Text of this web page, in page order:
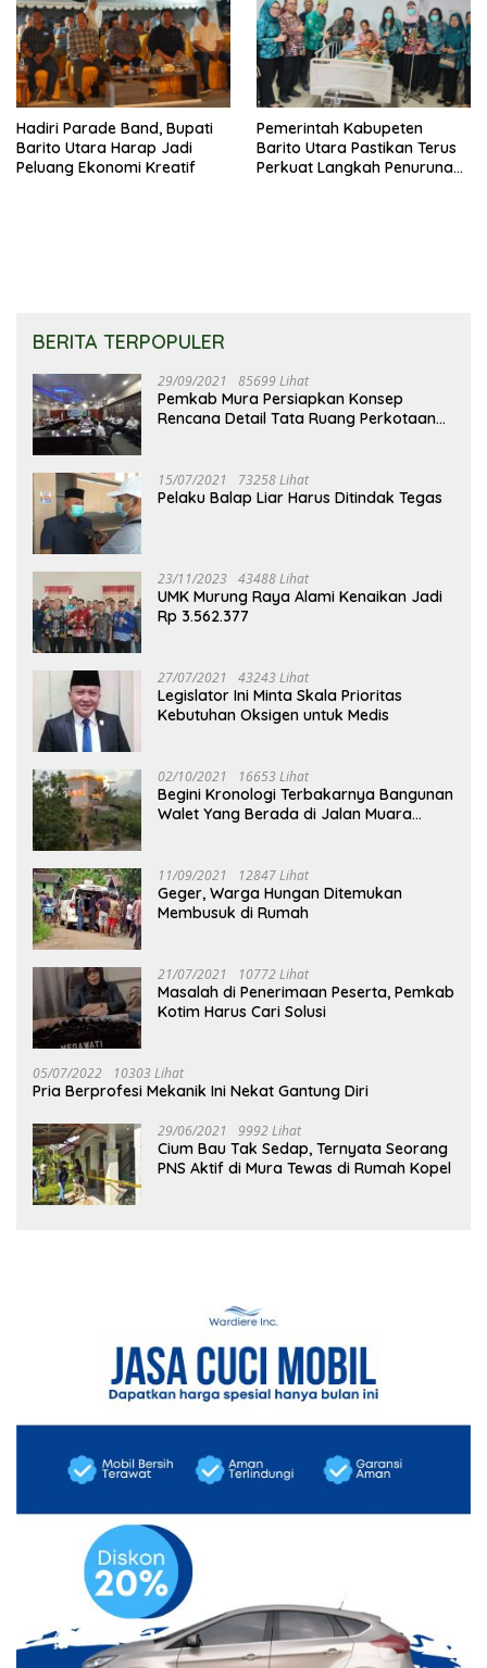
Hadiri Parade Band, Bupati
Barito Utara Harap Jadi
Peluang Ekonomi Kreatif
Pemerintah Kabupeten
Barito Utara Pastikan Terus
Perkuat Langkah Penurunan
BERITA TERPOPULER
29/09/2021 85699 Lihat
Pemkab Mura Persiapkan Konsep
Rencana Detail Tata Ruang Perkotaan
15/07/2021 73258 Lihat
Pelaku Balap Liar Harus Ditindak Tegas
23/11/2023 43488 Lihat
UMK Murung Raya Alami Kenaikan Jadi
Rp 3.562.377
27/07/2021 43243 Lihat
Legislator Ini Minta Skala Prioritas
Kebutuhan Oksigen untuk Medis
02/10/2021 16653 Lihat
Begini Kronologi Terbakarnya Bangunan
Walet Yang Berada di Jalan Muara
11/09/2021 12847 Lihat
Geger, Warga Hungan Ditemukan
Membusuk di Rumah
21/07/2021 10772 Lihat
Masalah di Penerimaan Peserta, Pemkab
Kotim Harus Cari Solusi
05/07/2022 10303 Lihat
Pria Berprofesi Mekanik Ini Nekat Gantung Diri
29/06/2021 9992 Lihat
Cium Bau Tak Sedap, Ternyata Seorang
PNS Aktif di Mura Tewas di Rumah Kopel